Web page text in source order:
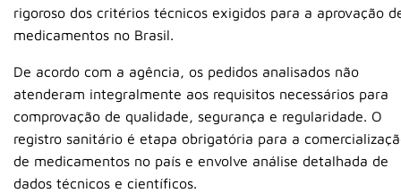
rigoroso dos critérios técnicos exigidos para a aprovação
medicamentos no Brasil.
De acordo com a agência, os pedidos analisados não
atenderam integralmente aos requisitos necessários para
comprovação de qualidade, segurança e regularidade. O
registro sanitário é etapa obrigatória para a
de medicamentos no país e envolve análise detalhada de
dados técnicos e científicos.